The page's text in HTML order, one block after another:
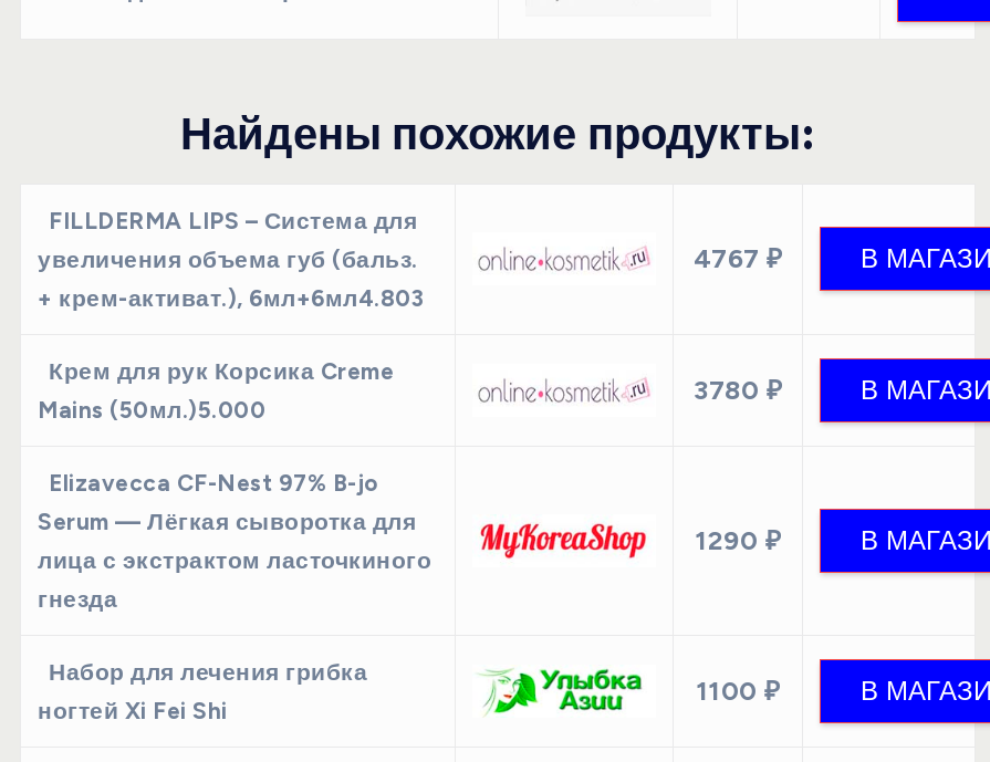
Найдены похожие продукты:
FILLDERMA LIPS – Система для
увеличения объема губ (бальз.
+ крем-активат.), 6мл+6мл4.803
4767 ₽
Крем для рук Корсика Creme
Mains (50мл.)5.000
3780 ₽
Elizavecca CF-Nest 97% B-jo
Serum — Лёгкая сыворотка для
лица с экстрактом ласточкиного
гнезда
1290 ₽
Набор для лечения грибка
ногтей Xi Fei Shi
1100 ₽